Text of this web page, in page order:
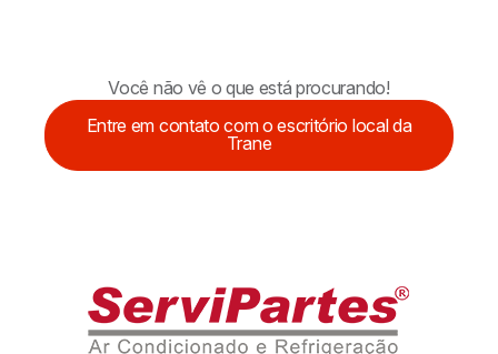
Você não vê o que está procurando!
Entre em contato com o escritório local da
Trane